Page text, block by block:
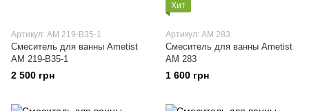
Артикул: АМ 219-В35-1
Смеситель для ванны Ametist
АМ 219-В35-1
2 500 грн
Хит
Артикул: АМ 283
Смеситель для ванны Ametist
АМ 283
1 600 грн